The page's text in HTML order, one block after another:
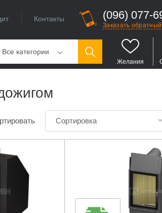
Контакты (096) 077-
Заказать обратный
Все категории
Желания
Сортировка